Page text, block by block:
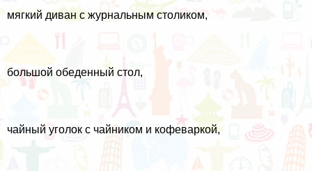
мягкий диван с журнальным столиком,
большой обеденный стол,
чайный уголок с чайником и кофеваркой,